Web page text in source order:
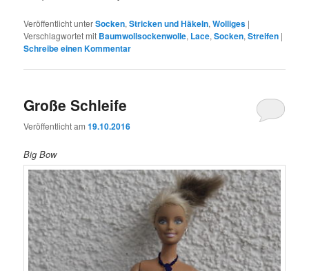
Veröffentlicht unterSocken,Stricken und Häkeln,Wolliges |
Verschlagwortet mit Baumwollsockenwolle, Lace,Socken,Streifen |
Schreibe einen Kommentar
Große Schleife
Veröffentlicht am19.10.2016
Big Bow